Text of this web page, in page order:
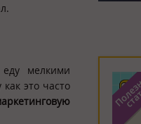
мелкими
это часто